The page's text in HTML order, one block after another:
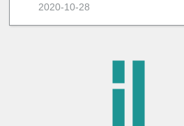
2020-10-28